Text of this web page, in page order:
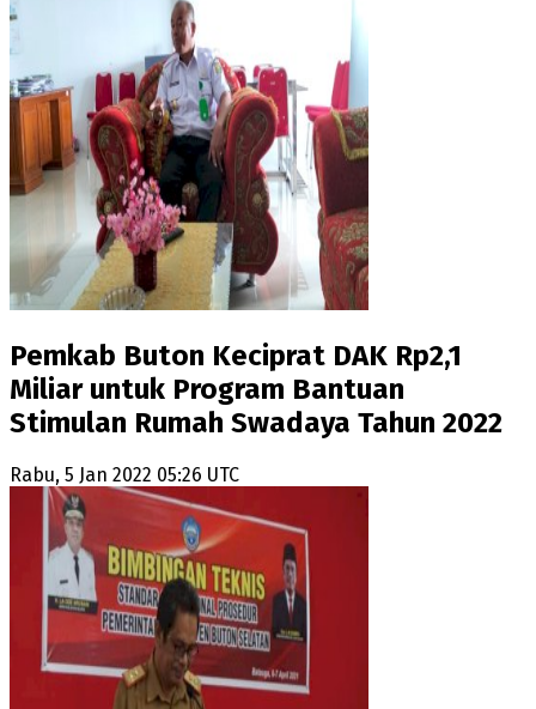
Pemkab Buton Keciprat DAK Rp2,1
Miliar untuk Program Bantuan
Stimulan Rumah Swadaya Tahun 2022
Rabu, 5 Jan 2022 05:26 UTC